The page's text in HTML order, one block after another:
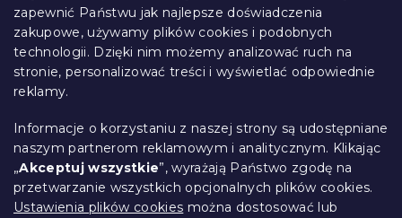
zapewnić Państwu jak najlepsze doświadczenia
zakupowe, używamy plików cookies i podobnych
technologii. Dzięki nim możemy analizować ruch na
stronie, personalizować treści i wyświetlać odpowiednie
reklamy.
Informacje o korzystaniu z naszej strony są udostępniane
naszym partnerom reklamowym i analitycznym. Klikając
„Akceptuj wszystkie”, wyrażają Państwo zgodę na
przetwarzanie wszystkich opcjonalnych plików cookies.
Ustawienia plików cookies można dostosować lub
indywidualnych upodobań. Jedni wolą świeżą bawełnę,
inni wybierają wyraziste nuty perfumowane lub kojącą
lawendę.
Dzięki skoncentrowanym perfumom do prania oraz
siędługotrwałą świeżościąprzy minimalnym zużyciu
produktu. Jeśli masz wątpliwości,wypróbuj najpierw
próbki zapachówi znajdź ten, który najbardziej Ci
odpowiada.